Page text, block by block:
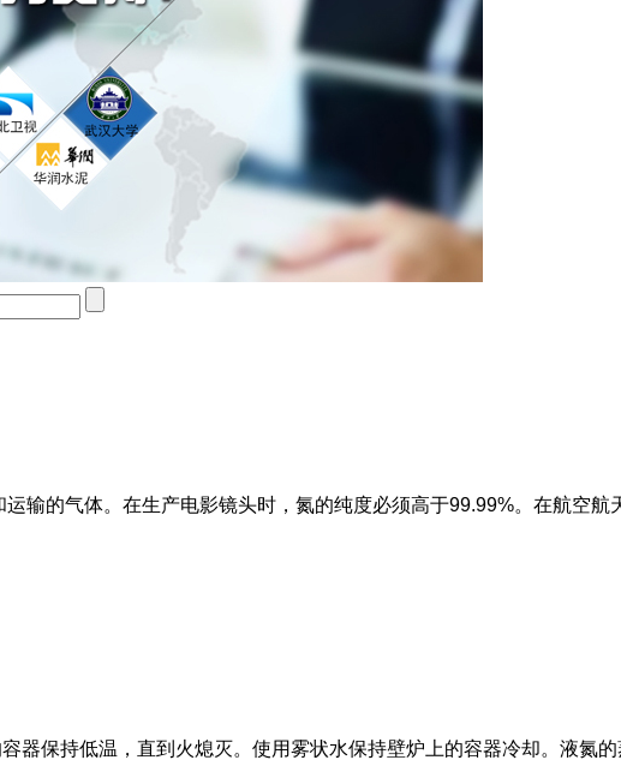
输的气体。在生产电影镜头时，氮的纯度必须高于99.99%。在航空航
器保持低温，直到火熄灭。使用雾状水保持壁炉上的容器冷却。液氮